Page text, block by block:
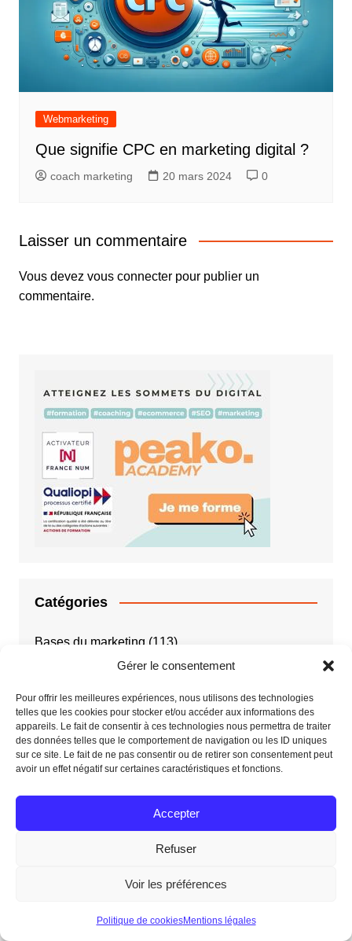
Gérer le consentement
Pour offrir les meilleures expériences, nous utilisons des technologies
telles que les cookies pour stocker et/ou accéder aux informations des
appareils. Le fait de consentir à ces technologies nous permettra de traiter
des données telles que le comportement de navigation ou les ID uniques
sur ce site. Le fait de ne pas consentir ou de retirer son consentement peut
avoir un effet négatif sur certaines caractéristiques et fonctions.
Accepter
Refuser
Voir les préférences
Politique de cookiesMentions légales
Webmarketing
Que signifie CPC en marketing digital ?
coach marketing 20 mars 2024 0
Laisser un commentaire
Vous devez vous connecterpour publier un
commentaire.
Catégories
Bases du marketing (113)
Economie(43)
Emploi – Métiers(27)
Qu’est-ce que les biais cognitifs ?